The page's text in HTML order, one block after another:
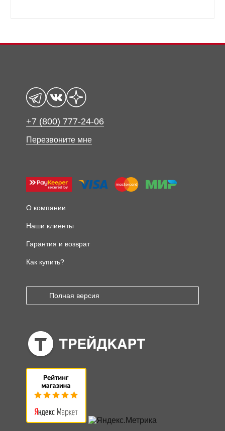
+7 (800) 777-24-06
Перезвоните мне
О компании
Наши клиенты
Гарантия и возврат
Как купить?
Полная версия